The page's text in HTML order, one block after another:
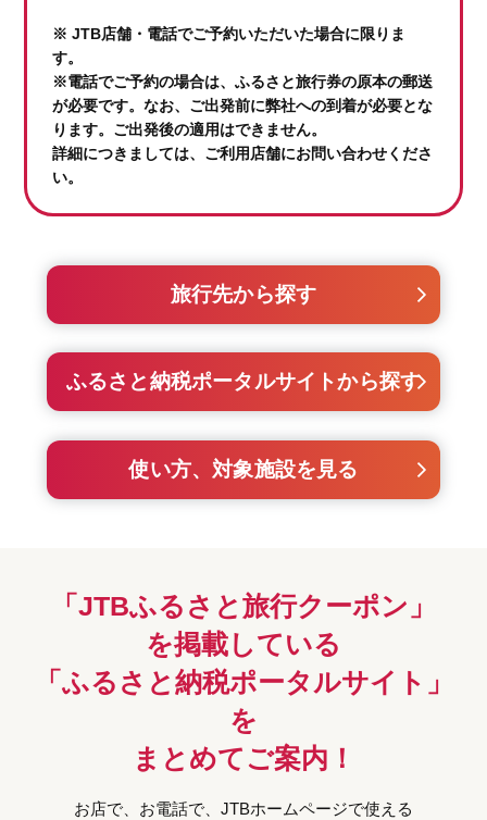
※ JTB店舗・電話でご予約いただいた場合に限りま
す。
※電話でご予約の場合は、ふるさと旅行券の原本の郵送
が必要です。なお、ご出発前に弊社への到着が必要とな
ります。ご出発後の適用はできません。
詳細につきましては、ご利用店舗にお問い合わせくださ
い。
旅行先から探す
ふるさと納税ポータルサイトから探す
使い方、対象施設を見る
「JTBふるさと旅行クーポン」
を掲載している
「ふるさと納税ポータルサイト」
を
まとめてご案内！
お店で、お電話で、JTBホームページで使える